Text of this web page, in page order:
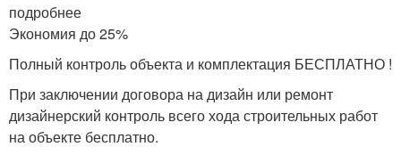
подробнее
Экономия до 25%
Полный контроль объекта и комплектация БЕСПЛАТНО !
При заключении договора на дизайн или ремонт
дизайнерский контроль всего хода строительных работ
на объекте бесплатно.